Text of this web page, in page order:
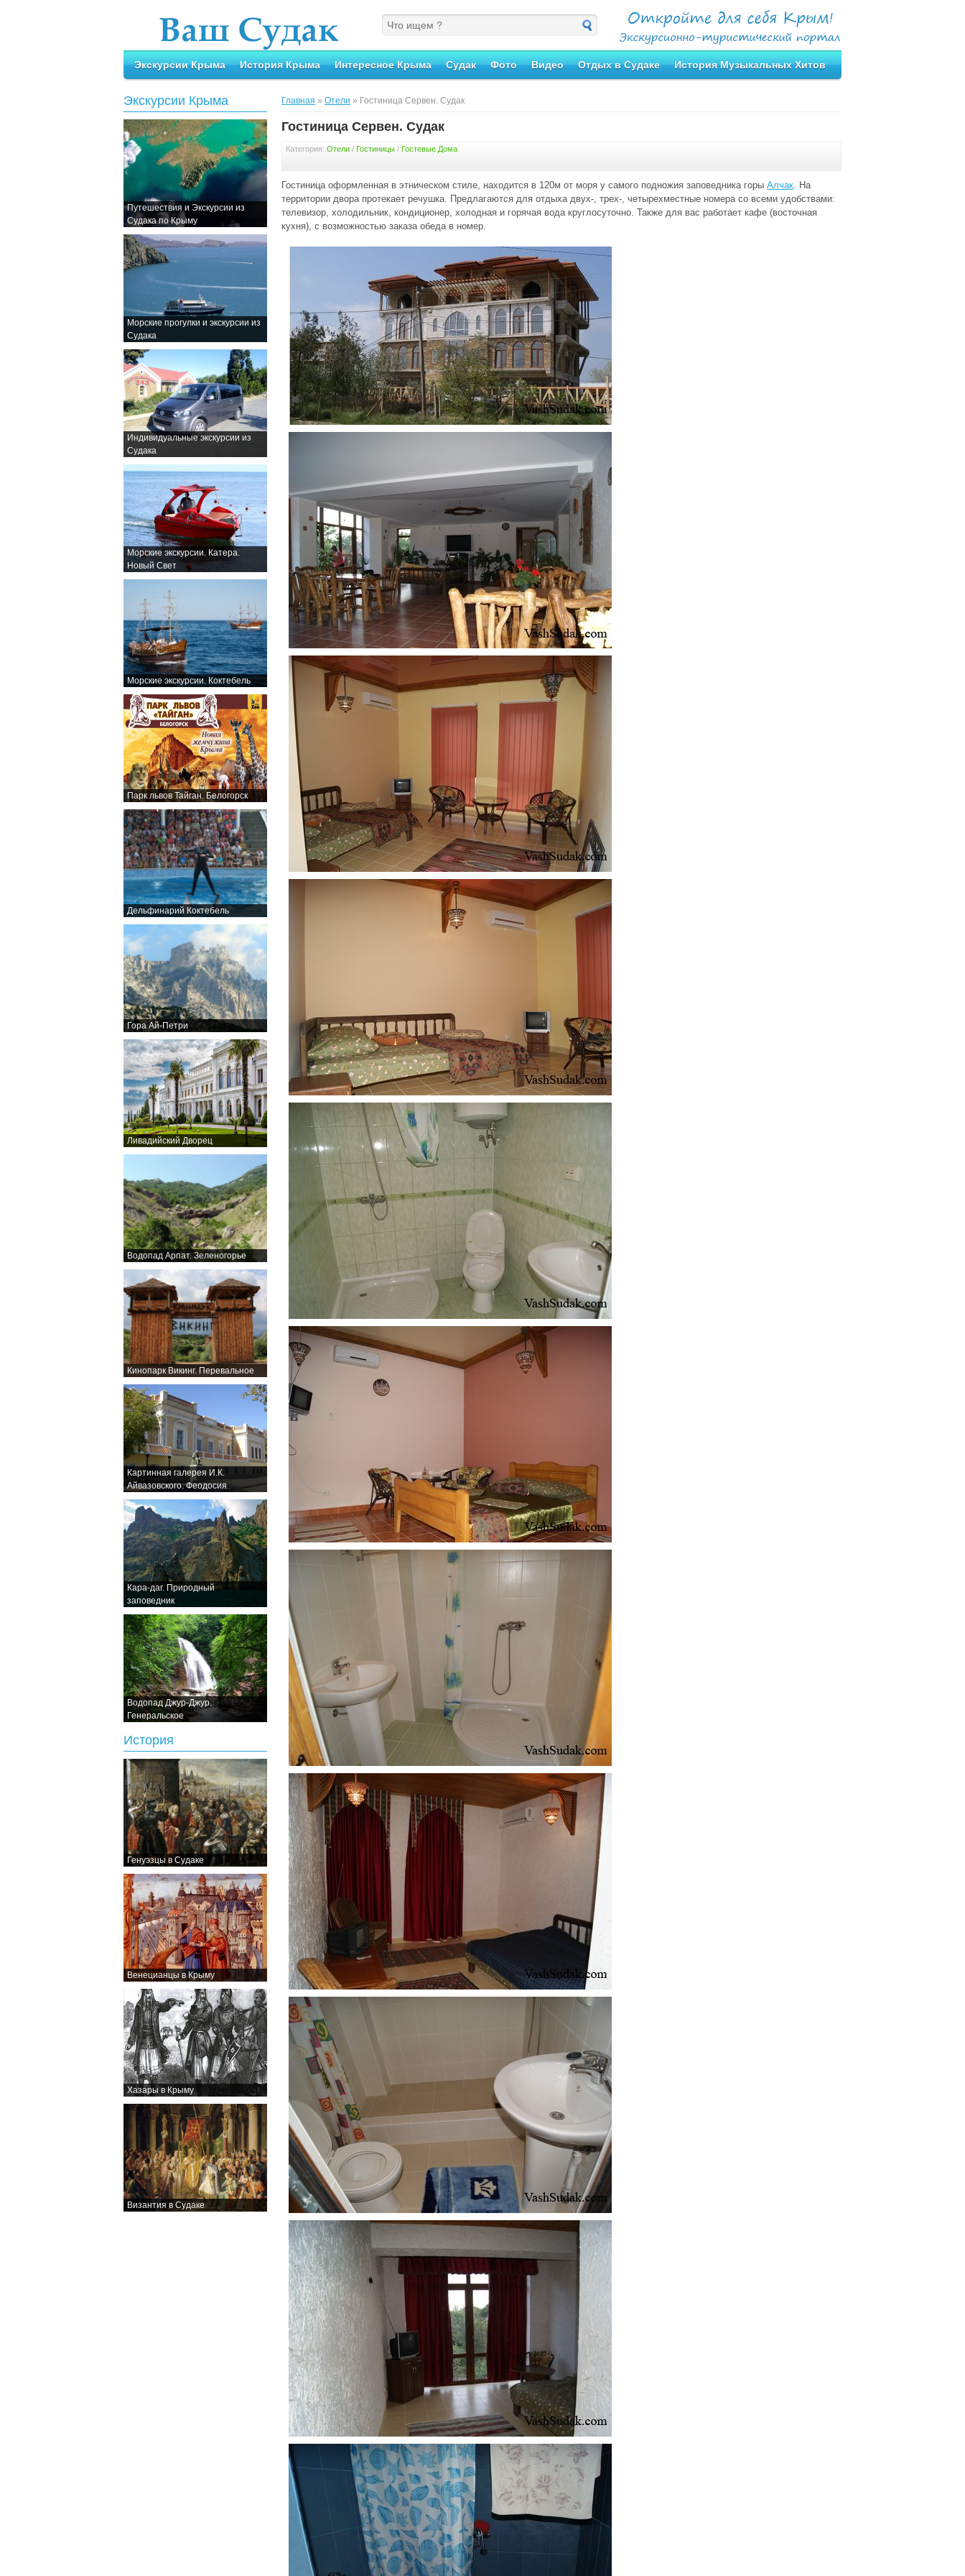
Экскурсии Крыма История Крыма Интересное Крыма Судак Фото Видео Отдых в Судаке История Музыкальных Хитов
Экскурсии Крыма
Путешествия и Экскурсии из
Судака по Крыму
Морские прогулки и экскурсии из
Судака
Индивидуальные экскурсии из
Судака
Морские экскурсии. Катера.
Новый Свет
Морские экскурсии. Коктебель
Парк львов Тайган. Белогорск
Дельфинарий Коктебель
Гора Ай-Петри
Ливадийский Дворец
Водопад Арпат. Зеленогорье
Кинопарк Викинг. Перевальное
Картинная галерея И.К.
Айвазовского. Феодосия
Кара-даг. Природный
заповедник
Водопад Джур-Джур.
Генеральское
История
Генуэзцы в Судаке
Венецианцы в Крыму
Хазары в Крыму
Византия в Судаке
Главная » Отели » Гостиница Сервен. Судак
Гостиница Сервен. Судак
Категория: Отели / Гостиницы / Гостевые Дома
Гостиница оформленная в этническом стиле, находится в 120м от моря у самого подножия заповедника горы Алчак. На
территории двора протекает речушка. Предлагаются для отдыха двух-, трех-, четырехместные номера со всеми удобствами:
телевизор, холодильник, кондиционер, холодная и горячая вода круглосуточно. Также для вас работает кафе (восточная
кухня), с возможностью заказа обеда в номер.